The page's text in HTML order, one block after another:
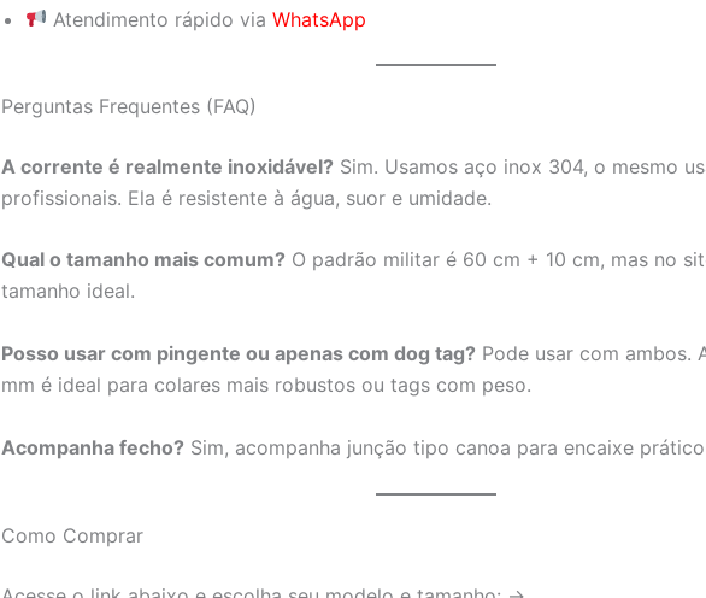
Atendimento rápido viaWhatsApp
Perguntas Frequentes (FAQ)
A corrente é realmente inoxidável? Sim. Usamos aço inox 304, o mesmo
profissionais. Ela é resistente à água, suor e umidade.
Qual o tamanho mais comum? O padrão militar é 60 cm + 10 cm, mas no
tamanho ideal.
Posso usar com pingente ou apenas com dog tag? Pode usar com ambos.
mm é ideal para colares mais robustos ou tags com peso.
Acompanha fecho? Sim, acompanha junção tipo canoa para encaixe
Como Comprar